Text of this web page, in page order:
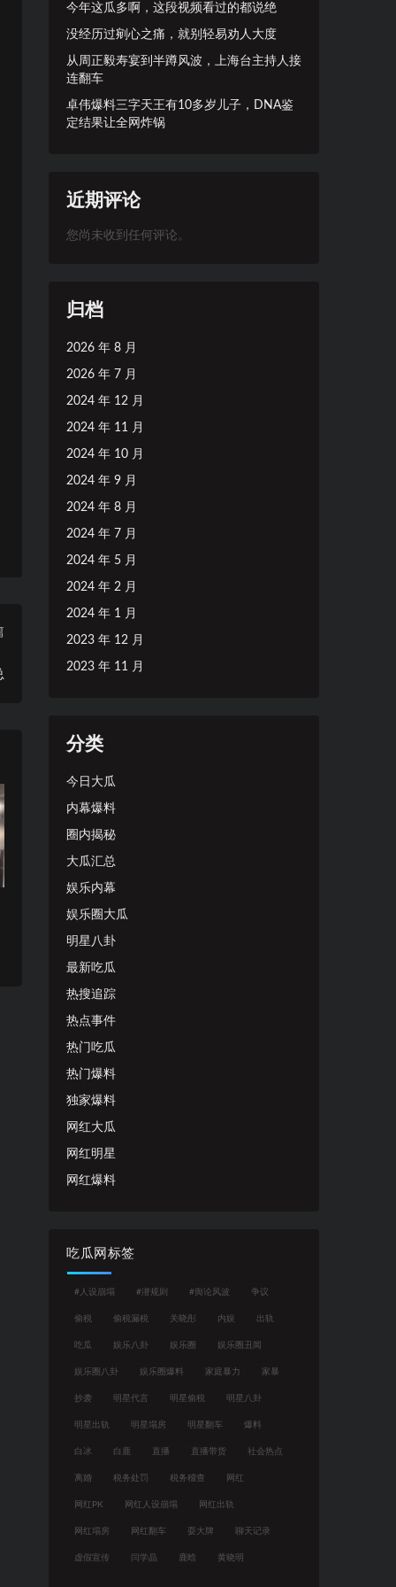
今年这瓜多啊，这段视频看过的都说绝
没经历过剜心之痛，就别轻易劝人大度
从周正毅寿宴到半蹲风波，上海台主持人接
连翻车
卓伟爆料三字天王有10多岁儿子，DNA鉴
定结果让全网炸锅
近期评论
您尚未收到任何评论。
归档
2026 年 8 月
2026 年 7 月
2024 年 12 月
2024 年 11 月
2024 年 10 月
2024 年 9 月
2024 年 8 月
2024 年 7 月
2024 年 5 月
2024 年 2 月
2024 年 1 月
2023 年 12 月
2023 年 11 月
分类
今日大瓜
内幕爆料
圈内揭秘
大瓜汇总
娱乐内幕
娱乐圈大瓜
明星八卦
最新吃瓜
热搜追踪
热点事件
热门吃瓜
热门爆料
独家爆料
网红大瓜
网红明星
网红爆料
吃瓜网标签
#人设崩塌 #潜规则 #舆论风波 争议
偷税 偷税漏税 关晓彤 内娱 出轨
吃瓜 娱乐八卦 娱乐圈 娱乐圈丑闻
娱乐圈八卦 娱乐圈爆料 家庭暴力 家暴
抄袭 明星代言 明星偷税 明星八卦
明星出轨 明星塌房 明星翻车 爆料
白冰 白鹿 直播 直播带货 社会热点
离婚 税务处罚 税务稽查 网红
网红PK 网红人设崩塌 网红出轨
网红塌房 网红翻车 耍大牌 聊天记录
虚假宣传 闫学晶 鹿晗 黄晓明